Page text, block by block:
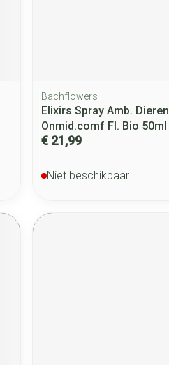
Bachflowers
Elixirs Spray Amb. Dieren
Onmid.comf Fl. Bio 50ml
€ 21,99
Niet beschikbaar